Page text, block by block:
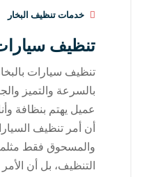
خدمات تنظيف البخار
تنظيف
تنظيف سيارات
بالسرعة والتميز
عميل يهتم بنظافة
أن أمر تنظيف
والمسحوق فقط
التنظيف، بل أن